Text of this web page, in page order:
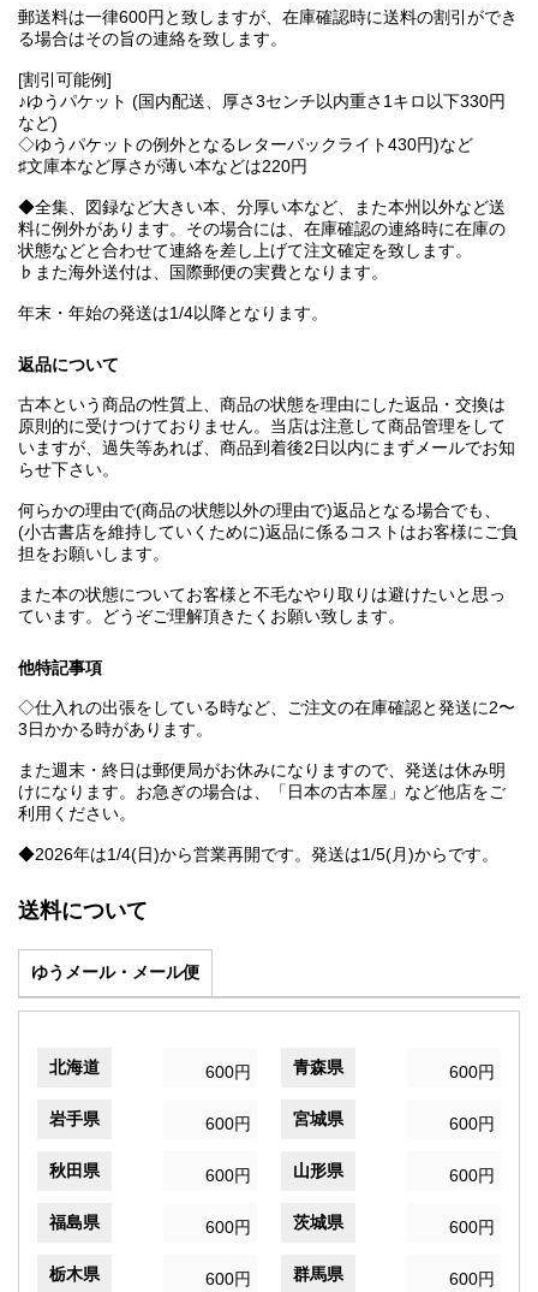
郵送料は一律600円と致しますが、在庫確認時に送料の割引ができ
る場合はその旨の連絡を致します。
[割引可能例]
♪ゆうパケット (国内配送、厚さ3センチ以内重さ1キロ以下330円
など)
◇ゆうパケットの例外となるレターパックライト430円)など
♯文庫本など厚さが薄い本などは220円
◆全集、図録など大きい本、分厚い本など、また本州以外など送
料に例外があります。その場合には、在庫確認の連絡時に在庫の
状態などと合わせて連絡を差し上げて注文確定を致します。
♭また海外送付は、国際郵便の実費となります。
年末・年始の発送は1/4以降となります。
返品について
古本という商品の性質上、商品の状態を理由にした返品・交換は
原則的に受けつけておりません。当店は注意して商品管理をして
いますが、過失等あれば、商品到着後2日以内にまずメールでお知
らせ下さい。
何らかの理由で(商品の状態以外の理由で)返品となる場合でも、
(小古書店を維持していくために)返品に係るコストはお客様にご負
担をお願いします。
また本の状態についてお客様と不毛なやり取りは避けたいと思っ
ています。どうぞご理解頂きたくお願い致します。
他特記事項
◇仕入れの出張をしている時など、ご注文の在庫確認と発送に2〜
3日かかる時があります。
また週末・終日は郵便局がお休みになりますので、発送は休み明
けになります。お急ぎの場合は、「日本の古本屋」など他店をご
利用ください。
◆2026年は1/4(日)から営業再開です。発送は1/5(月)からです。
送料について
ゆうメール・メール便
北海道 600円 青森県 600円
岩手県 600円 宮城県 600円
秋田県 600円 山形県 600円
福島県 600円 茨城県 600円
栃木県 600円 群馬県 600円